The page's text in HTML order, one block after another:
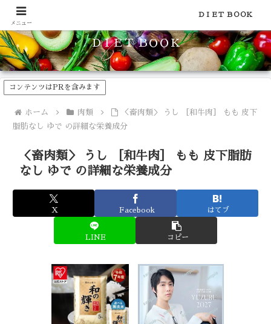
食品のカロリーや糖質などの栄養素がわかる！健康やダイエットに
ＤＩＥＴ ＢＯＯＫ
コンテンツはPRを含みます
ホーム 肉類
＜畜肉類＞ うし ［和牛肉］ もも 皮下
脂肪なし ゆで の詳細な栄養成分
＜畜肉類＞ うし ［和牛肉］ もも 皮下脂肪
なし ゆで の詳細な栄養成分
X Facebook はてブ
LINE コピー
メニュー
ＤＩＥＴ ＢＯＯＫ